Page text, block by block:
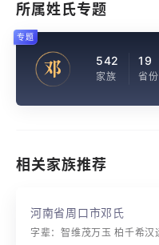
所属姓氏专题
邓 542
家族
19
省份
专题
相关家族推荐
河南省周口市邓氏